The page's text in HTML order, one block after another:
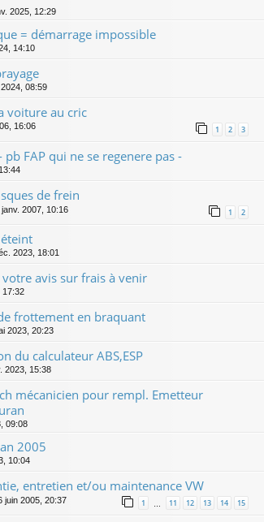
2025, 12:29
= démarrage impossible
14:10
08:59
voiture au cric
16:06 1 2 3
pb FAP qui ne se regenere pas -
de frein
janv. 2007, 10:16 1 2
2023, 18:01
avis sur frais à venir
17:32
frottement en braquant
2023, 20:23
du calculateur ABS,ESP
2023, 15:38
mécanicien pour rempl. Emetteur
09:08
2005
10:04
entretien et/ou maintenance VW
juin 2005, 20:37 1 … 11 12 13 14 15